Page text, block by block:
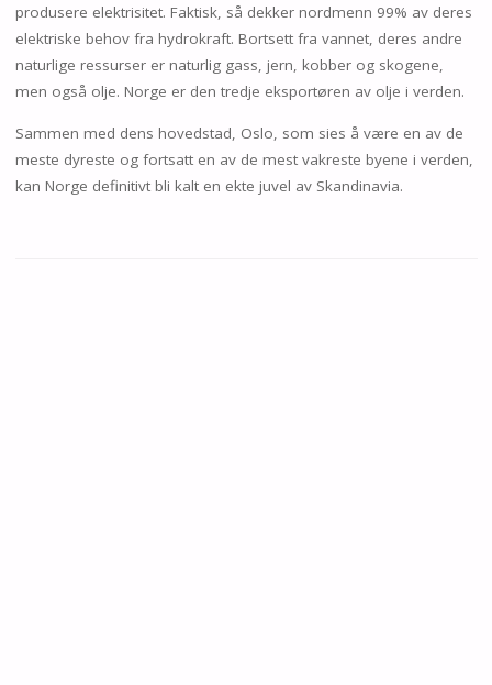
produsere elektrisitet. Faktisk, så dekker nordmenn 99% av deres
elektriske behov fra hydrokraft. Bortsett fra vannet, deres andre
naturlige ressurser er naturlig gass, jern, kobber og skogene,
men også olje. Norge er den tredje eksportøren av olje i verden.
Sammen med dens hovedstad, Oslo, som sies å være en av de
meste dyreste og fortsatt en av de mest vakreste byene i verden,
kan Norge definitivt bli kalt en ekte juvel av Skandinavia.